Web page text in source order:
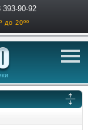
393-90-92
до 20ºº